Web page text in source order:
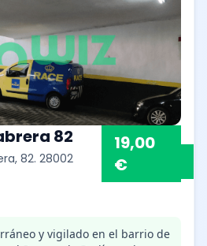
82
82. 28002
19,00
€
y vigilado en el barrio de